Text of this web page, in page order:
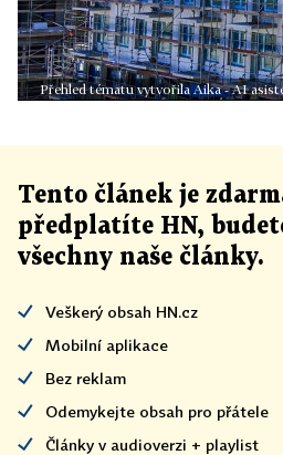
Přehled tématu vytvořila Aika - AI
Tento článek je
předplatíte HN,
všechny naše články.
Veškerý obsah HN.cz
Mobilní aplikace
Bez reklam
Odemykejte obsah pro přátele
Články v audioverzi + playlist